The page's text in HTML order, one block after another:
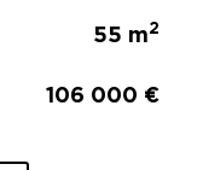
55 m2
106 000 €